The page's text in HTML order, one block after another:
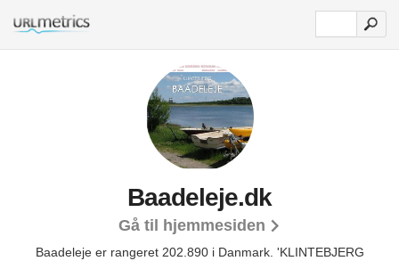
Baadeleje.dk
Gå til hjemmesiden
Baadeleje er rangeret 202.890 i Danmark. 'KLINTEBJERG